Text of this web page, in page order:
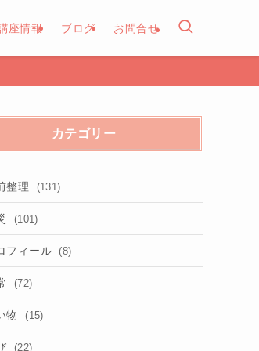
座情報 ブログ お問合せ
カテゴリー
整理 (131)
(101)
フィール (8)
(72)
物 (15)
(22)